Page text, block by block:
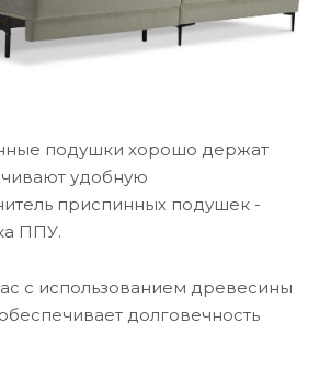
подушки хорошо держат
удобную
приспинных подушек -
ППУ.
с использованием древесины
долговечность